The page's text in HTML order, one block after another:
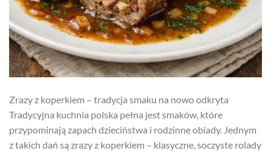
Zrazy z koperkiem – tradycja smaku na nowo odkryta
Tradycyjna kuchnia polska pełna jest smaków, które
przypominają zapach dzieciństwa i rodzinne obiady. Jednym
z takich dań są zrazy z koperkiem – klasyczne, soczyste rolady